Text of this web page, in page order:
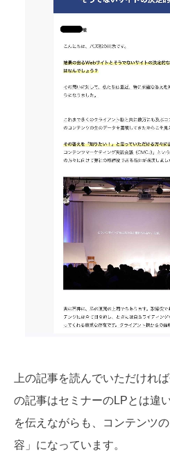
上の記事を読んでいただけれ
の記事はセミナーのLPとは違
を伝えながらも、コンテンツ
容」になっています。